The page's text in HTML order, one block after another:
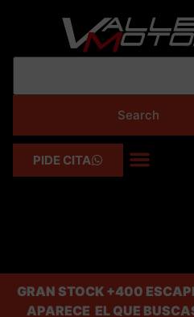
PIDE CITA
GRAN STOCK+400
APARECE EL QUE